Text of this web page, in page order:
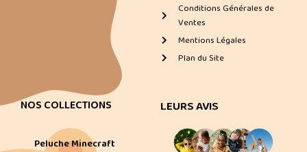
Conditions Générales de
Ventes
Mentions Légales
Plan du Site
NOS COLLECTIONS
Peluche Minecraft
LEURS AVIS